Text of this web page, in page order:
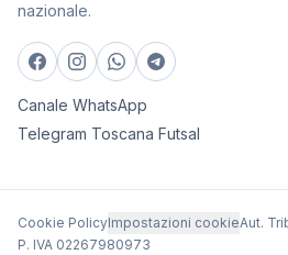
nazionale.
Canale WhatsApp
Telegram Toscana Futsal
Cookie PolicyImpostazioni cookieAut.
P. IVA 02267980973